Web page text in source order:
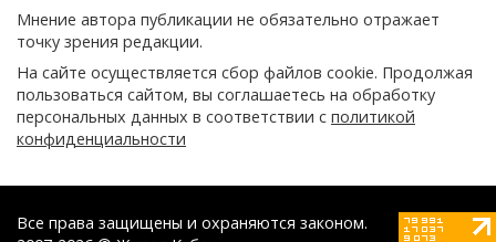
Мнение автора публикации не обязательно отражает
точку зрения редакции.
На сайте осуществляется сбор файлов cookie. Продолжая
пользоваться сайтом, вы соглашаетесь на обработку
персональных данных в соответствии с политикой
конфиденциальности
Все права защищены и охраняются законом.